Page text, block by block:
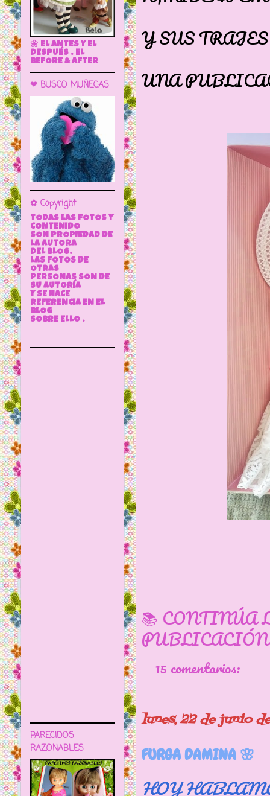
Y SUS
UNA
📚 CONTINÚA
15 comentarios:
lunes, 22 de junio
FURGA DAMINA 🌸
HOY
🌼 EL ANTES Y EL
DESPUÉS . EL
BEFORE & AFTER
❤ BUSCO MUÑECAS
✿ Copyright
TODAS LAS FOTOS Y
CONTENIDO
SON PROPIEDAD DE
LA AUTORA
DEL BLOG.
LAS FOTOS DE
OTRAS
PERSONAS SON DE
SU AUTORÍA
Y SE HACE
REFERENCIA EN EL
BLOG
SOBRE ELLO .
PARECIDOS
RAZONABLES